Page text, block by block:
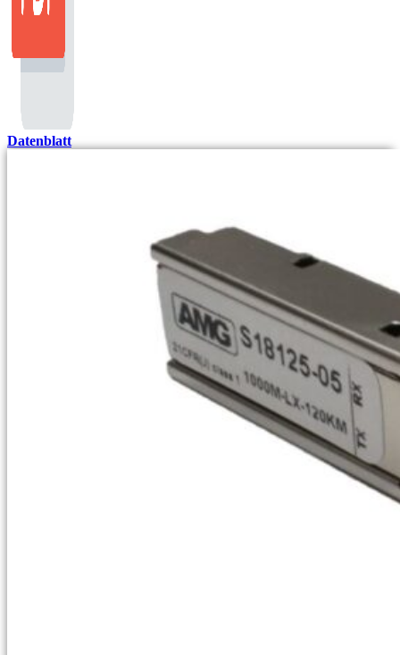
Datenblatt